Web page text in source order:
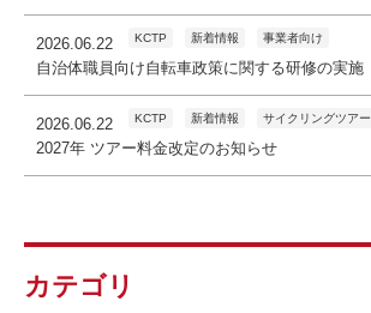
2026.06.22 KCTP 新着情報 事業者向け
自治体職員向け自転車政策に関する研修の実施
2026.06.22 KCTP 新着情報 サイクリングツアー
2027年 ツアー料金改定のお知らせ
カテゴリ